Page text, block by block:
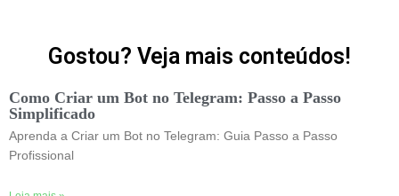
Gostou? Veja mais conteúdos!
Como Criar um Bot no Telegram: Passo a Passo
Simplificado
Aprenda a Criar um Bot no Telegram: Guia Passo a Passo
Profissional